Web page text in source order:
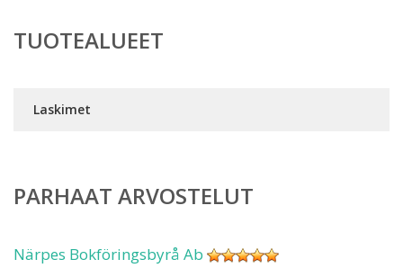
TUOTEALUEET
Laskimet
PARHAAT ARVOSTELUT
Närpes Bokföringsbyrå Ab